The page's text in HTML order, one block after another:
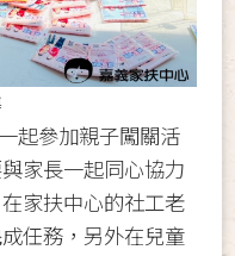
起參加親子闖關活
家長一起同心協力
家扶中心的社工老
任務，另外在兒童